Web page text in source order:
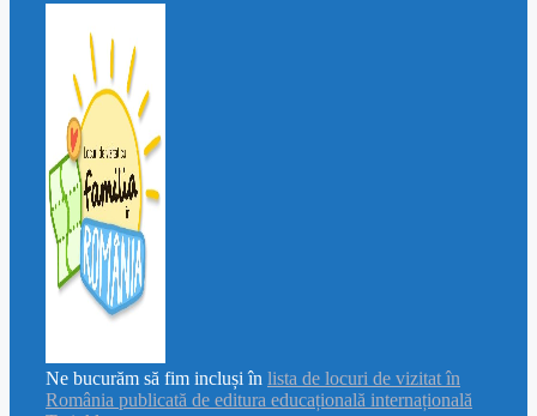
Ne bucurăm să fim incluși în lista de locuri de vizitat în
România publicată de editura educațională internațională